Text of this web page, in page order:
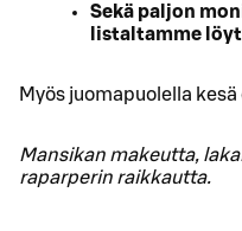
Sekä paljon
listaltamme
Myös juomapuolella
Mansikan makeutta,
raparperin raikkautta.